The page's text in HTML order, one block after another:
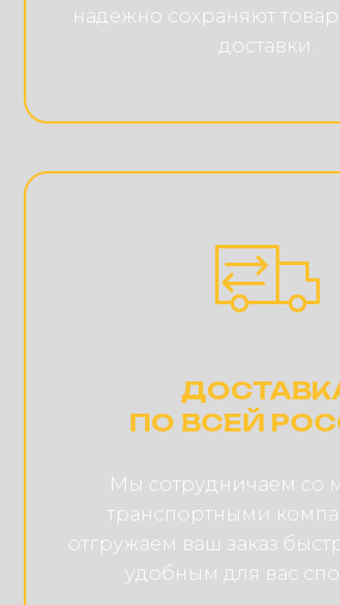
надежно сохраняют
доставки.
ПО ВСЕЙ
Мы сотрудничаем со
транспортными
отгружаем ваш заказ
удобным для вас